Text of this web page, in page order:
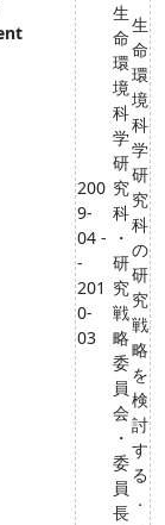
200
9-
04 -
-
201
0-
03
生
命
環
境
科
学
研
究
科
・
研
究
戦
略
委
員
会
・
委
員
長
生
命
環
境
科
学
研
究
科
の
研
究
戦
略
を
検
討
す
る
．